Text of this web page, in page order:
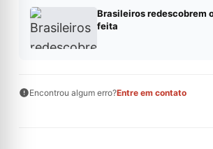
Brasileiros redescobrem
feita
Encontrou algum erro?Entre em contato